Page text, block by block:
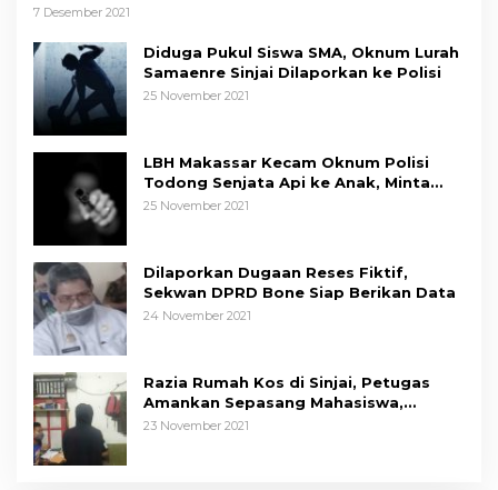
7 Desember 2021
Diduga Pukul Siswa SMA, Oknum Lurah
Samaenre Sinjai Dilaporkan ke Polisi
25 November 2021
LBH Makassar Kecam Oknum Polisi
Todong Senjata Api ke Anak, Minta
Kapolda Sulsel Tindak Tegas
25 November 2021
Dilaporkan Dugaan Reses Fiktif,
Sekwan DPRD Bone Siap Berikan Data
24 November 2021
Razia Rumah Kos di Sinjai, Petugas
Amankan Sepasang Mahasiswa,
Mengaku Berpacaran
23 November 2021